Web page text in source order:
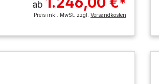
ab
Preis inkl. MwSt. zzgl. Versandkosten